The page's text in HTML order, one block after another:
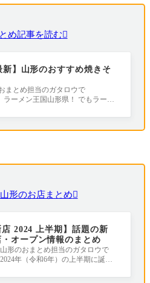
め記事を読む
新】山形のおすすめ焼きそ
まとめ担当のガタロウで
ラーメン王国山形県！ でもラーメ
形のお店まとめ
店 2024 上半期】話題の新
オープン情報のまとめ
形のおまとめ担当のガタロウで
年（令和6年）の上半期に誕生